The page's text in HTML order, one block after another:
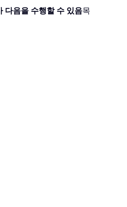
다음을 수행할 수 있음목